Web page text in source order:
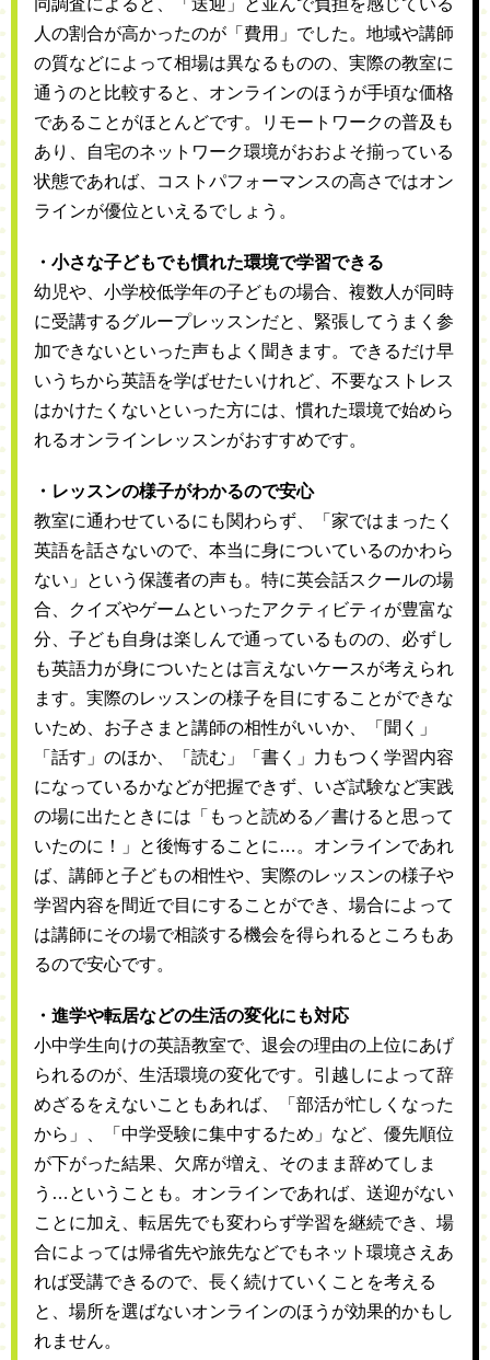
人の割合が高かったのが「費用」でした。地域や講師
の質などによって相場は異なるものの、実際の教室に
通うのと比較すると、オンラインのほうが手頃な価格
であることがほとんどです。リモートワークの普及も
あり、自宅のネットワーク環境がおおよそ揃っている
状態であれば、コストパフォーマンスの高さではオン
ラインが優位といえるでしょう。
・小さな子どもでも慣れた環境で学習できる
幼児や、小学校低学年の子どもの場合、複数人が同時
に受講するグループレッスンだと、緊張してうまく参
加できないといった声もよく聞きます。できるだけ早
いうちから英語を学ばせたいけれど、不要なストレス
はかけたくないといった方には、慣れた環境で始めら
れるオンラインレッスンがおすすめです。
・レッスンの様子がわかるので安心
教室に通わせているにも関わらず、「家ではまったく
英語を話さないので、本当に身についているのかわら
ない」という保護者の声も。特に英会話スクールの場
合、クイズやゲームといったアクティビティが豊富な
分、子ども自身は楽しんで通っているものの、必ずし
も英語力が身についたとは言えないケースが考えられ
ます。実際のレッスンの様子を目にすることができな
いため、お子さまと講師の相性がいいか、「聞く」
「話す」のほか、「読む」「書く」力もつく学習内容
になっているかなどが把握できず、いざ試験など実践
の場に出たときには「もっと読める／書けると思って
いたのに！」と後悔することに…。オンラインであれ
ば、講師と子どもの相性や、実際のレッスンの様子や
学習内容を間近で目にすることができ、場合によって
は講師にその場で相談する機会を得られるところもあ
るので安心です。
・進学や転居などの生活の変化にも対応
小中学生向けの英語教室で、退会の理由の上位にあげ
られるのが、生活環境の変化です。引越しによって辞
めざるをえないこともあれば、「部活が忙しくなった
から」、「中学受験に集中するため」など、優先順位
が下がった結果、欠席が増え、そのまま辞めてしま
う…ということも。オンラインであれば、送迎がない
ことに加え、転居先でも変わらず学習を継続でき、場
合によっては帰省先や旅先などでもネット環境さえあ
れば受講できるので、長く続けていくことを考える
と、場所を選ばないオンラインのほうが効果的かもし
れません。